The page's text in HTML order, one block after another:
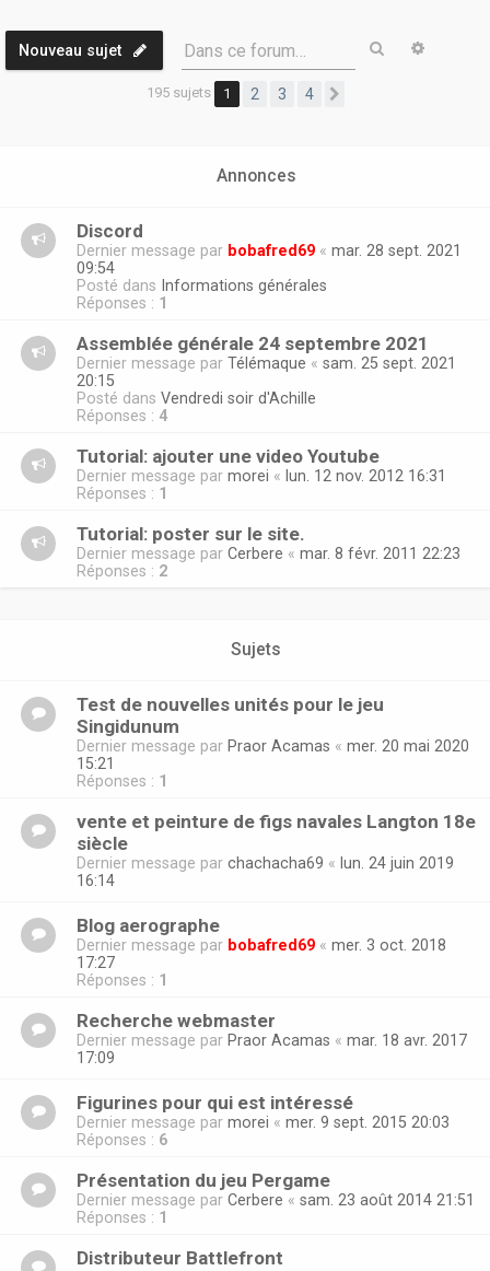
Nouveau sujet Dans ce forum… Rechercher
195 sujets 1 2 3 4
Annonces
Discord
Dernier message par bobafred69 « mar. 28 sept. 2021
09:54
Posté dans Informations générales
Réponses : 1
Assemblée générale 24 septembre 2021
Dernier message par Télémaque « sam. 25 sept. 2021
20:15
Posté dans Vendredi soir d'Achille
Réponses : 4
Tutorial: ajouter une video Youtube
Dernier message par morei « lun. 12 nov. 2012 16:31
Réponses : 1
Tutorial: poster sur le site.
Dernier message par Cerbere « mar. 8 févr. 2011 22:23
Réponses : 2
Sujets
Test de nouvelles unités pour le jeu
Singidunum
Dernier message par Praor Acamas « mer. 20 mai 2020
15:21
Réponses : 1
vente et peinture de figs navales Langton 18e
siècle
Dernier message par chachacha69 « lun. 24 juin 2019
16:14
Blog aerographe
Dernier message par bobafred69 « mer. 3 oct. 2018
17:27
Réponses : 1
Recherche webmaster
Dernier message par Praor Acamas « mar. 18 avr. 2017
17:09
Figurines pour qui est intéressé
Dernier message par morei « mer. 9 sept. 2015 20:03
Réponses : 6
Présentation du jeu Pergame
Dernier message par Cerbere « sam. 23 août 2014 21:51
Réponses : 1
Distributeur Battlefront